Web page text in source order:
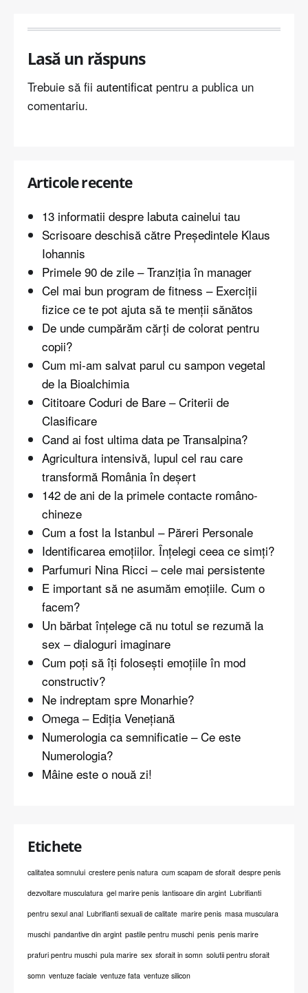
Lasă un răspuns
Trebuie să fii autentificat pentru a publica un
comentariu.
Articole recente
13 informatii despre labuta cainelui tau
Scrisoare deschisă către Președintele Klaus
Iohannis
Primele 90 de zile – Tranziția în manager
Cel mai bun program de fitness – Exerciții
fizice ce te pot ajuta să te menții sănătos
De unde cumpărăm cărți de colorat pentru
copii?
Cum mi-am salvat parul cu sampon vegetal
de la Bioalchimia
Cititoare Coduri de Bare – Criterii de
Clasificare
Cand ai fost ultima data pe Transalpina?
Agricultura intensivă, lupul cel rau care
transformă România în deşert
142 de ani de la primele contacte româno-
chineze
Cum a fost la Istanbul – Păreri Personale
Identificarea emoțiilor. Înțelegi ceea ce simți?
Parfumuri Nina Ricci – cele mai persistente
E important să ne asumăm emoțiile. Cum o
facem?
Un bărbat înțelege că nu totul se rezumă la
sex – dialoguri imaginare
Cum poți să îți folosești emoțiile în mod
constructiv?
Ne indreptam spre Monarhie?
Omega – Ediția Venețiană
Numerologia ca semnificatie – Ce este
Numerologia?
Mâine este o nouă zi!
Etichete
calitatea somnului crestere penis natura cum scapam de sforait despre penis
dezvoltare musculatura gel marire penis lantisoare din argint Lubrifianti
pentru sexul anal Lubrifianti sexuali de calitate marire penis masa musculara
muschi pandantive din argint pastile pentru muschi penis penis marire
prafuri pentru muschi pula marire sex sforait in somn solutii pentru sforait
somn ventuze faciale ventuze fata ventuze silicon